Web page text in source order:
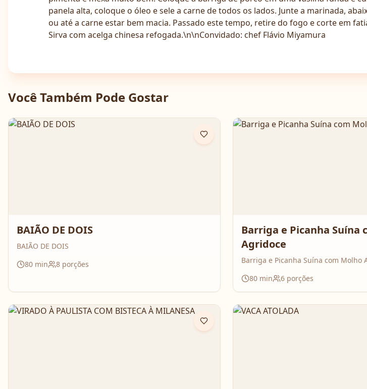
panela alta, coloque o óleo e sele a carne de todos os lados. Junte a marinada,
ou até a carne estar bem macia. Passado este tempo, retire do fogo e corte em
Sirva com acelga chinesa refogada.\n\nConvidado: chef Flávio Miyamura
Você Também Pode Gostar
BAIÃO DE DOIS
BAIÃO DE DOIS
80 min 8 porções
Barriga e Picanha Suína
Agridoce
Barriga e Picanha Suína com Molho
80 min 6 porções